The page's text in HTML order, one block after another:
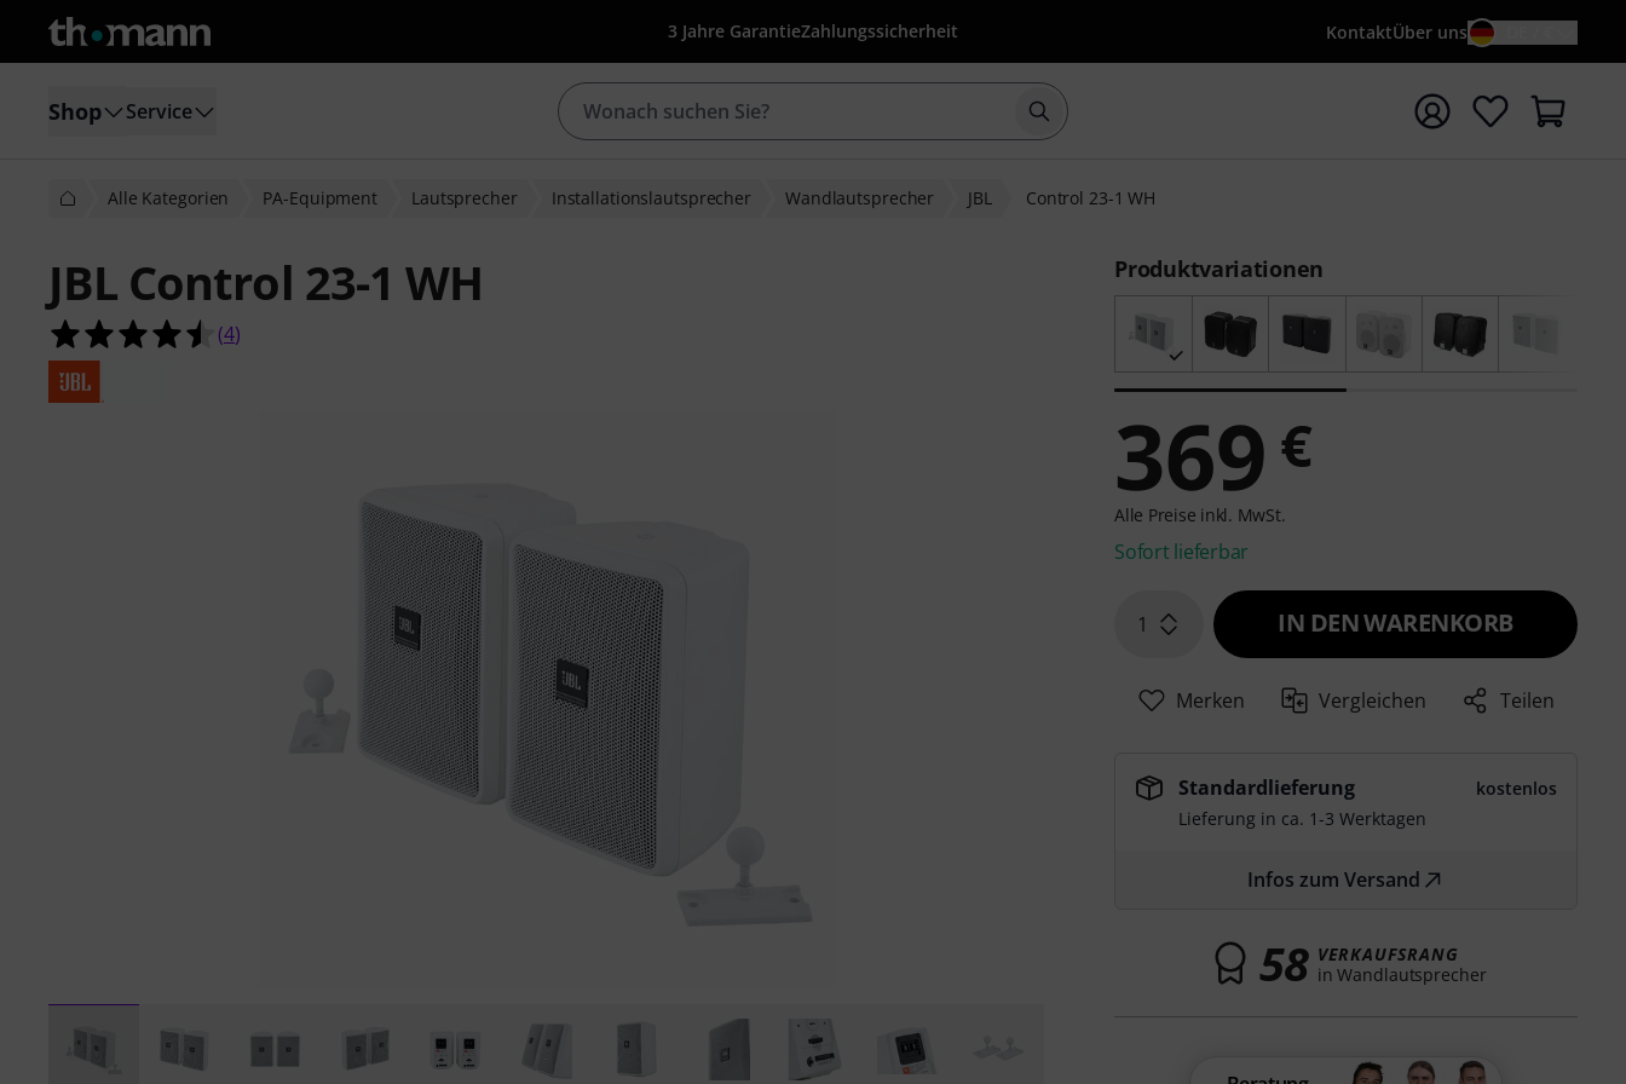
3 Jahre GarantieZahlungssicherheit KontaktÜber uns
Shop Service Suche mit Suchwort {searchTerm} starten
Alle Kategorien PA-Equipment Lautsprecher Installationslautsprecher Wandlautsprecher JBL Control 23-1 WH
JBL Control 23-1 WH
4.5 von 5 Sternen aus 4 Kundenbewertungen
(4)
Produktvariationen
369 €
Alle Preise inkl. MwSt.
Sofort lieferbar
1 IN DEN WARENKORB
Merken Vergleichen Teilen
Standardlieferung
kostenlos
Lieferung in ca. 1-3 Werktagen
Infos zum Versand
58 VERKAUFSRANG
in Wandlautsprecher